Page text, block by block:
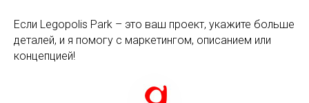
Если Legopolis Park – это ваш проект, укажите больше
деталей, и я помогу с маркетингом, описанием или
концепцией!